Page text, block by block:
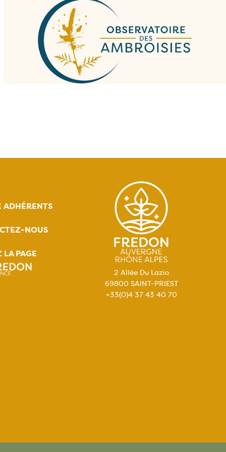
ADHÉRENTS
NOUS
LA PAGE
2 Allée Du Lazio
69800 SAINT-PRIEST
+33(0)4 37 43 40 70